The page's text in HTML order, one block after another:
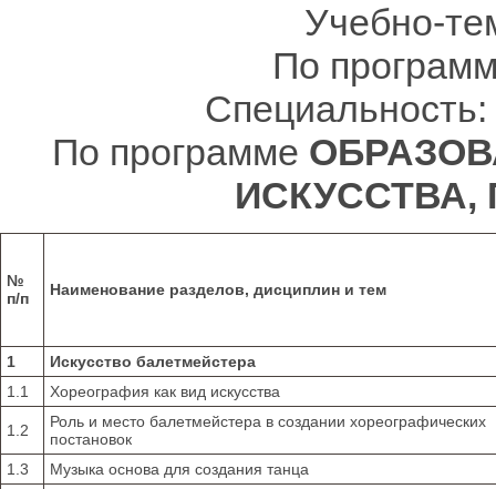
Учебно-
По
По программе
ИСКУССТВА,
№
п/п
Наименование разделов, дисциплин и тем
1
Искусство балетмейстера
1.1
Хореография как вид искусства
1.2
Роль и место балетмейстера в создании хореографических
постановок
1.3
Музыка основа для создания танца